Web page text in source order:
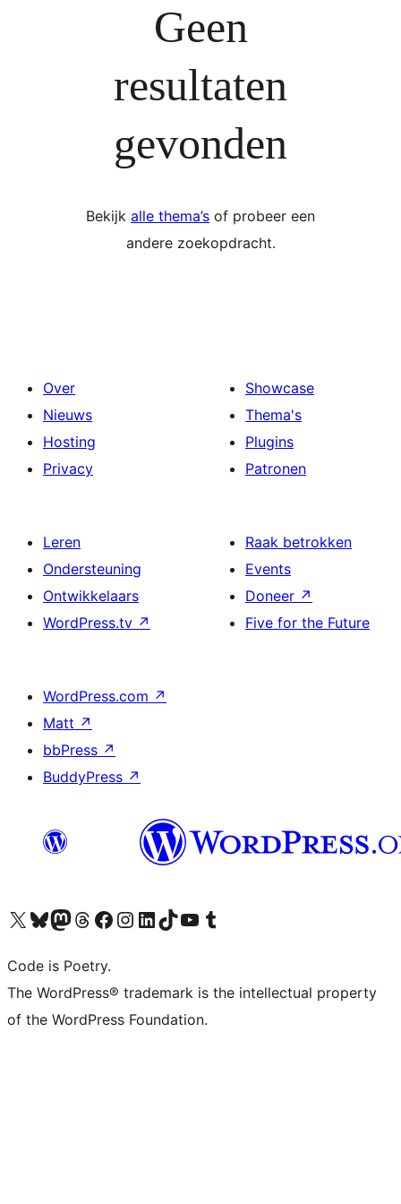
Geen
resultaten
gevonden
Bekijk alle thema’s of probeer een
andere zoekopdracht.
Over
Nieuws
Hosting
Privacy
Showcase
Thema's
Plugins
Patronen
Leren
Ondersteuning
Ontwikkelaars
WordPress.tv ↗
Raak betrokken
Events
Doneer ↗
Five for the Future
WordPress.com ↗
Matt ↗
bbPress ↗
BuddyPress ↗
Bezoek ons X (voorheen Twitter) account
Bezoek onze Bluesky account
Bezoek ons Mastodon account
Bezoek onze Threads account
Onze Facebookpagina bezoeken
Bezoek onze Instagram account
Bezoek onze LinkedIn account
Bezoek onze TikTok account
Bezoek ons YouTube kanaalBezoek onze Tumblr account
Code is Poetry.
The WordPress® trademark is the intellectual property
of the WordPress Foundation.